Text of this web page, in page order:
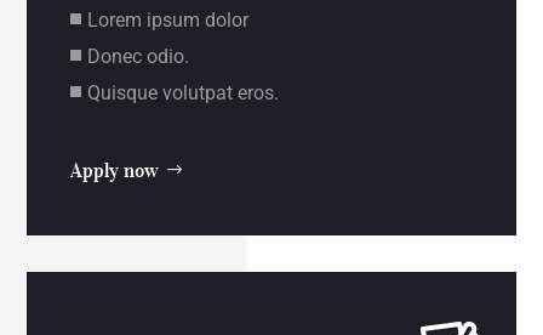
Lorem ipsum dolor
Donec odio.
Quisque volutpat eros.
Apply now